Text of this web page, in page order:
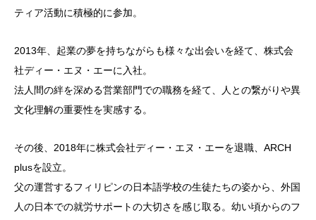
ティア活動に積極的に参加。
2013年、起業の夢を持ちながらも様々な出会いを経て、株式会
社ディー・エヌ・エーに入社。
法人間の絆を深める営業部門での職務を経て、人との繋がりや異
文化理解の重要性を実感する。
その後、2018年に株式会社ディー・エヌ・エーを退職、ARCH
plusを設立。
父の運営するフィリピンの日本語学校の生徒たちの姿から、外国
人の日本での就労サポートの大切さを感じ取る。幼い頃からのフ